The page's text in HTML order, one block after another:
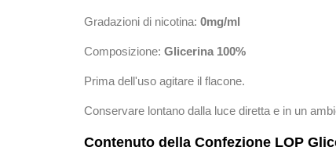
Gradazioni di nicotina: 0mg/ml
Composizione: Glicerina 100%
Prima dell'uso agitare il flacone.
Conservare lontano dalla luce diretta e in un
Contenuto della Confezione LOP